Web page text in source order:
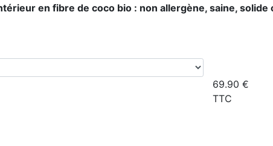
en fibre de coco bio : non allergène, saine,
69.90 €
TTC